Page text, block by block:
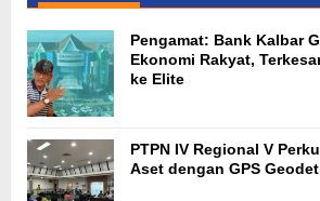
Pengamat: Bank Kalbar
Ekonomi Rakyat,
ke Elite
PTPN IV Regional V
Aset dengan GPS